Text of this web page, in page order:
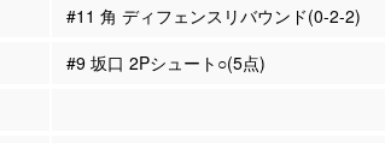
#11 角 ディフェンスリバウンド(0-2-2)
#9 坂口 2Pシュート○(5点)